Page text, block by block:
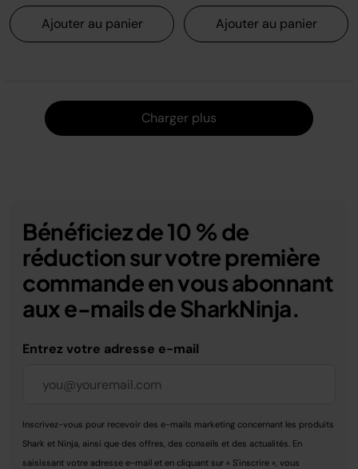
Ajouter au panier Ajouter au panier
Charger plus
Bénéficiez de 10 % de
réduction sur votre première
commande en vous abonnant
aux e-mails de SharkNinja.
Entrez votre adresse e-mail
Inscrivez-vous pour recevoir des e-mails marketing concernant les produits
Shark et Ninja, ainsi que des offres, des conseils et des actualités. En
saisissant votre adresse e-mail et en cliquant sur « S'inscrire », vous